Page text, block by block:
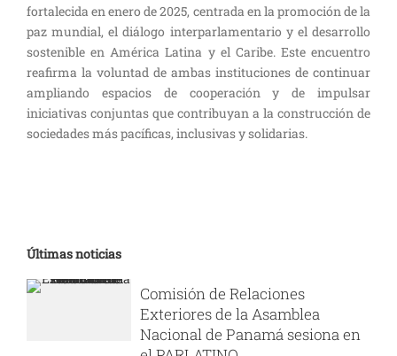
fortalecida en enero de 2025, centrada en la promoción de la
paz mundial, el diálogo interparlamentario y el desarrollo
sostenible en América Latina y el Caribe. Este encuentro
reafirma la voluntad de ambas instituciones de continuar
ampliando espacios de cooperación y de impulsar
iniciativas conjuntas que contribuyan a la construcción de
sociedades más pacíficas, inclusivas y solidarias.
Últimas noticias
Comisión de Relaciones
Exteriores de la Asamblea
Nacional de Panamá sesiona en